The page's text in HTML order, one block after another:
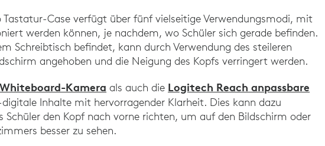
Tastatur-Case verfügt über fünf vielseitige Verwendungsmodi, mit
werden können, je nachdem, wo Schüler sich gerade befinden.
Schreibtisch befindet, kann durch Verwendung des steileren
angehoben und die Neigung des Kopfs verringert werden.
Kamera als auch die Logitech Reach anpassbare
Inhalte mit hervorragender Klarheit. Dies kann dazu
Schüler den Kopf nach vorne richten, um auf den Bildschirm oder
besser zu sehen.